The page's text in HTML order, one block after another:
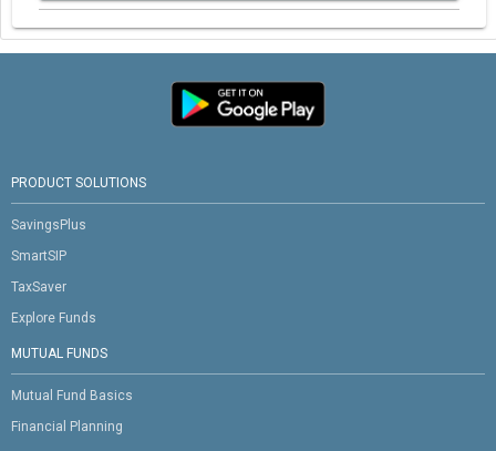
PRODUCT SOLUTIONS
SavingsPlus
SmartSIP
TaxSaver
Explore Funds
MUTUAL FUNDS
Mutual Fund Basics
Financial Planning